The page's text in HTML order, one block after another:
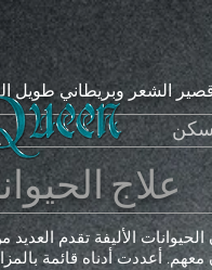
قصير الشعر وبريطاني طويل
الأليفة تقدم العديد
أعددت أدناه قائمة
علاج